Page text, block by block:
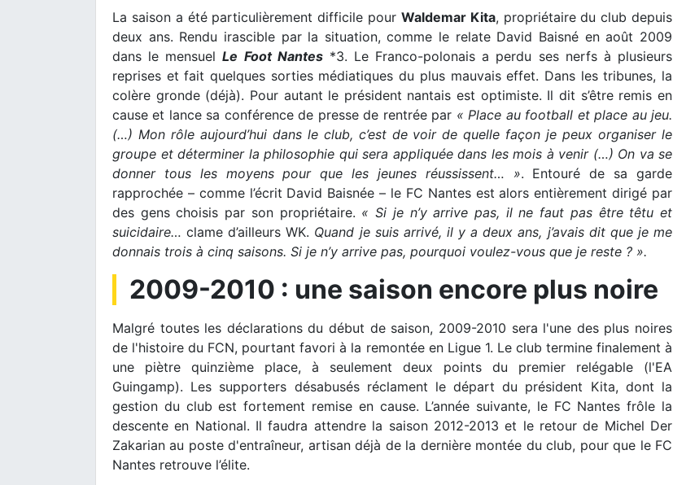
La saison a été particulièrement difficile pour Waldemar Kita, propriétaire du club depuis
deux ans. Rendu irascible par la situation, comme le relate David Baisné en août 2009
dans le mensuelLe Foot Nantes*3. Le Franco-polonais a perdu ses nerfs à plusieurs
reprises et fait quelques sorties médiatiques du plus mauvais effet. Dans les tribunes, la
colère gronde (déjà). Pour autant le président nantais est optimiste. Il dit s’être remis en
cause et lance sa conférence de presse de rentrée par « Place au football et place au jeu.
(…) Mon rôle aujourd’hui dans le club, c’est de voir de quelle façon je peux organiser le
groupe et déterminer la philosophie qui sera appliquée dans les mois à venir (…) On va se
donner tous les moyens pour que les jeunes réussissent… ». Entouré de sa garde
rapprochée – comme l’écrit David Baisnée – le FC Nantes est alors entièrement dirigé par
des gens choisis par son propriétaire. « Si je n’y arrive pas, il ne faut pas être têtu et
suicidaire… clame d’ailleurs WK. Quand je suis arrivé, il y a deux ans, j’avais dit que je me
donnais trois à cinq saisons. Si je n’y arrive pas, pourquoi voulez-vous que je reste ? ».
2009-2010 : une saison encore plus noire
Malgré toutes les déclarations du début de saison, 2009-2010 sera l'une des plus noires
de l'histoire du FCN, pourtant favori à la remontée en Ligue 1. Le club termine finalement à
une piètre quinzième place, à seulement deux points du premier relégable (l'EA
Guingamp). Les supporters désabusés réclament le départ du président Kita, dont la
gestion du club est fortement remise en cause. L’année suivante, le FC Nantes frôle la
descente en National. Il faudra attendre la saison 2012-2013 et le retour de Michel Der
Zakarian au poste d'entraîneur, artisan déjà de la dernière montée du club, pour que le FC
Nantes retrouve l’élite.